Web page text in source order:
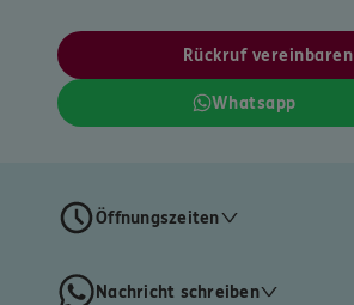
Rückruf vereinbaren
Whatsapp
Öffnungszeiten
Nachricht schreiben